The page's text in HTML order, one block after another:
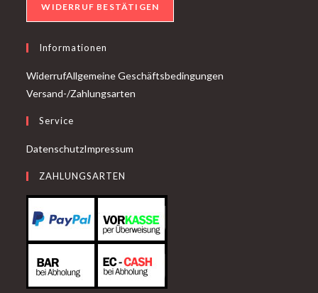
WIDERRUF BESTÄTIGEN
Informationen
WiderrufAllgemeine Geschäftsbedingungen
Versand-/Zahlungsarten
Service
DatenschutzImpressum
ZAHLUNGSARTEN